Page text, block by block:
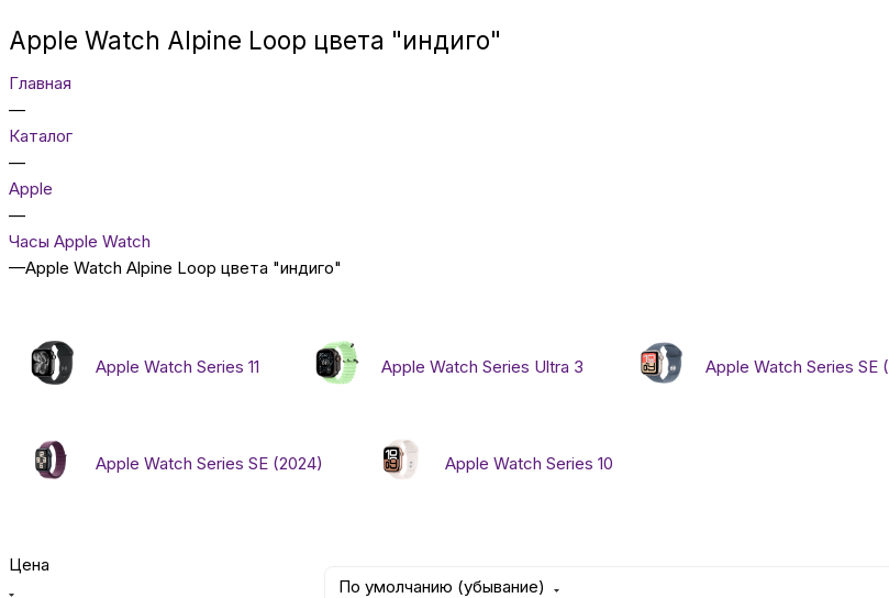
Apple Watch Alpine Loop цвета "индиго"
Главная
—
Каталог
—
Apple
—
Часы Apple Watch
—Apple Watch Alpine Loop цвета "индиго"
Apple Watch Series 11 Apple Watch Series Ultra 3 Apple Watch Series SE
Apple Watch Series SE (2024) Apple Watch Series 10
По умолчанию (убывание)
Цена